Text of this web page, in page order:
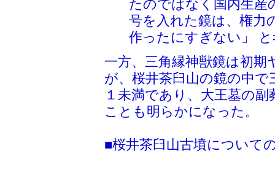
たのではなく国内生産
号を入れた鏡は、権力
作ったにすぎない」
一方、三角縁神獣鏡は初
が、桜井茶臼山の鏡の中
１未満であり、大王墓の
ことも明らかになった。
■桜井茶臼山古墳について